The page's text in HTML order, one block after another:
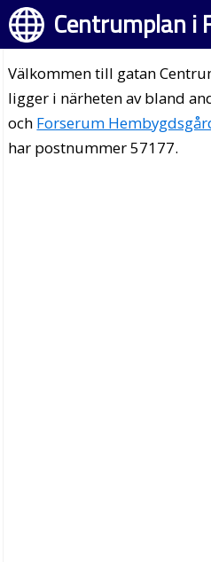
Centrumplan i
Välkommen till gatan
ligger i närheten av bland
och Forserum
har postnummer 57177.